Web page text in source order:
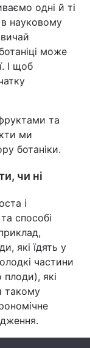
одні й ті
науковому
може
І щоб
та
ми
ботаніки.
чи ні
і
способі
які їдять у
частини
плоди), які
такому